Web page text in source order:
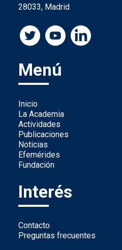
28033, Madrid
Menú
Inicio
La Academia
Actividades
Publicaciones
Noticias
Efemérides
Fundación
Interés
Contacto
Preguntas frecuentes